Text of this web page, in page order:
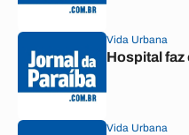
Vida Urbana
Hospital faz
Vida Urbana